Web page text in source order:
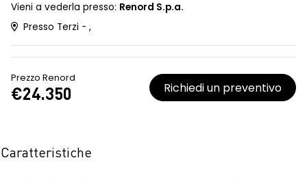
Vieni a vederla presso: Renord S.p.a.
Presso Terzi - ,
Prezzo Renord
€24.350 Richiedi un preventivo
Caratteristiche